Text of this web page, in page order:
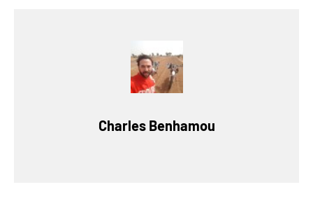
Charles Benhamou